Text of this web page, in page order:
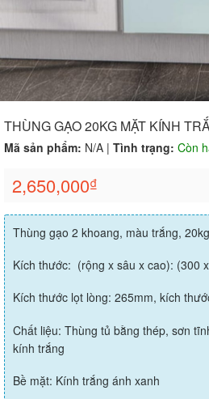
THÙNG GẠO 20KG MẶT KÍNH
Mã sản phẩm: N/A | Tình trạng: Còn
2,650,000₫
Thùng gạo 2 khoang, màu trắng, 20kg
Kích thước: (rộng x sâu x cao): (300
Kích thước lọt lòng: 265mm, kích
Chất liệu: Thùng tủ bằng thép, sơn
kính trắng
Bề mặt: Kính trắng ánh xanh